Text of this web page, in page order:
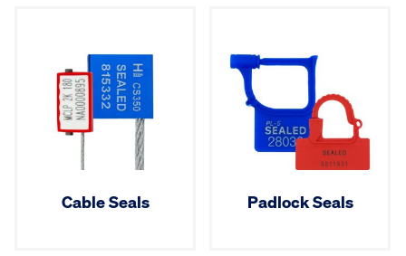
Cable Seals Padlock Seals